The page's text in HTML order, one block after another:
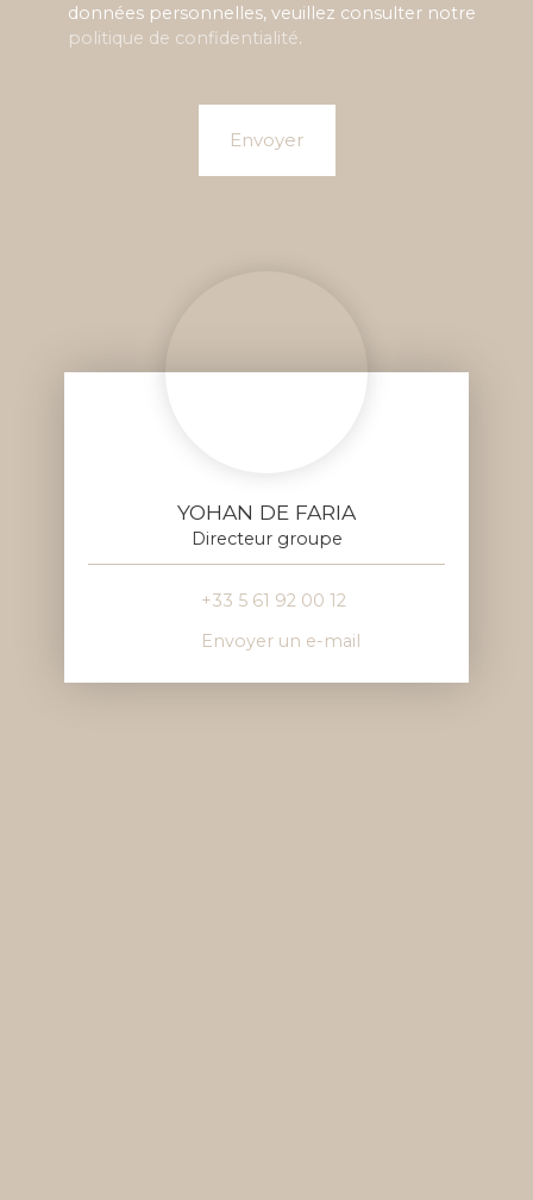
données personnelles, veuillez consulter notre
politique de confidentialité.
Envoyer
YOHAN DE FARIA
Directeur groupe
+33 5 61 92 00 12
Envoyer un e-mail